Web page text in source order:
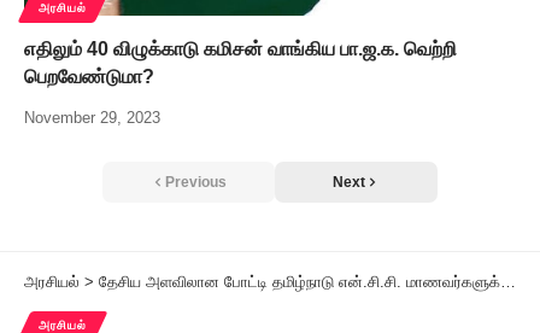
அரசியல்
எதிலும் 40 விழுக்காடு கமிசன் வாங்கிய பா.ஜ.க. வெற்றி
பெறவேண்டுமா?
November 29, 2023
Previous Next
அரசியல் > தேசிய அளவிலான போட்டி தமிழ்நாடு என்.சி.சி. மாணவர்களுக்கு 39 பதக்கங்கள்
அரசியல்